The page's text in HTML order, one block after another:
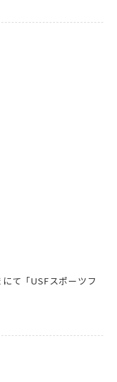
て「USFスポーツフ